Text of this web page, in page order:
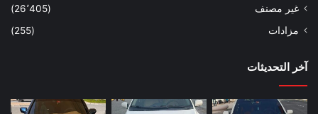
غير مصنف
(26٬405)
مزادات
(255)
آخر التحديثات